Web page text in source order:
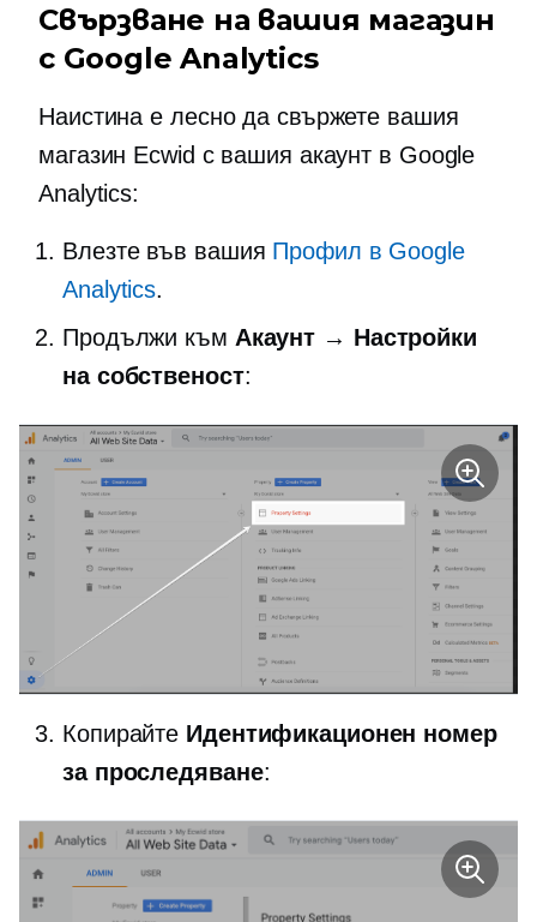
Свързване на вашия магазин
с Google Analytics
Наистина е лесно да свържете вашия
магазин Ecwid с вашия акаунт в Google
Analytics:
Влезте във вашия Профил в Google
Analytics.
Продължи към Акаунт → Настройки
на собственост:
Копирайте Идентификационен номер
за проследяване: